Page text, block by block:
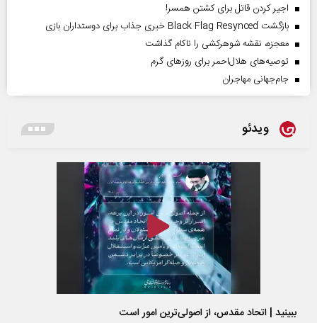
اجیر کردن قاتل برای کشتن همسر!
بازگشت Black Flag Resynced خبری جذاب برای دوستداران بازی
معجزه، نقشه شوهرکشی را ناکام گذاشت
توصیه‌های هلال‌احمر برای روز‌های گرم
جام‌جهانی مهاجران
ویدئو
ببینید | اتحاد مقدس، از اصولی‌ترین امور است